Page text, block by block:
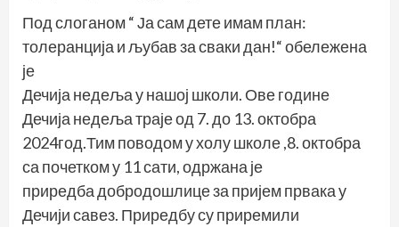
Под слоганом “ Ја сам дете имам план:
толеранција и љубав за сваки дан!“ обележена
је
Дечија недеља у нашој школи. Ове године
Дечија недеља траје од 7. до 13. октобра
2024год.Тим поводом у холу школе ,8. октобра
са почетком у 11 сати, одржана је
приредба добродошлице за пријем првака у
Дечији савез. Приредбу су приремили